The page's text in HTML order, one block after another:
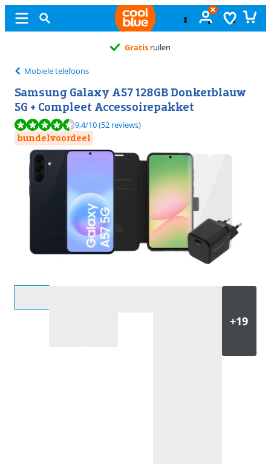
Gratis ruilen
Mobiele telefoons
Samsung Galaxy A57 128GB Donkerblauw
5G + Compleet Accessoirepakket
Beoordeling is 9,4 van de 10, gebaseerd op 52 reviews.
9,4/10(52 reviews)
bundelvoordeel